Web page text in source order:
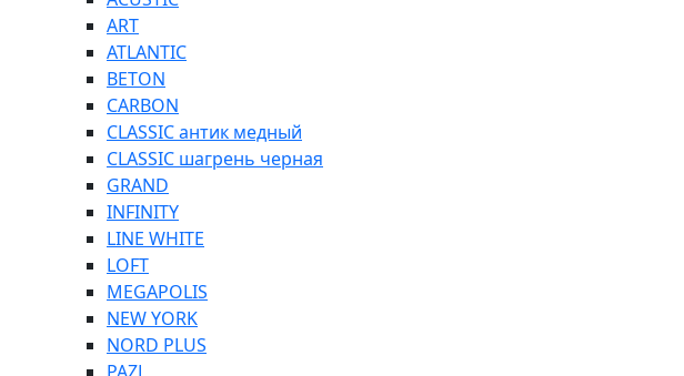
ART
ATLANTIC
BETON
CARBON
CLASSIC антик медный
CLASSIC шагрень черная
GRAND
INFINITY
LINE WHITE
LOFT
MEGAPOLIS
NEW YORK
NORD PLUS